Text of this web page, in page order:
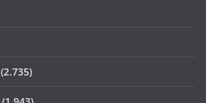
(2.735)